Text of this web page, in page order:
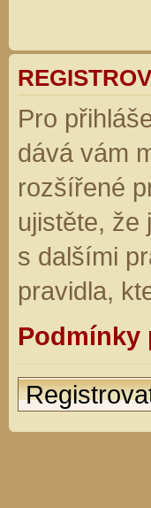
Pro
dává vám
rozšířené
ujistěte, že
s dalšími
pravidla,
Podmínky